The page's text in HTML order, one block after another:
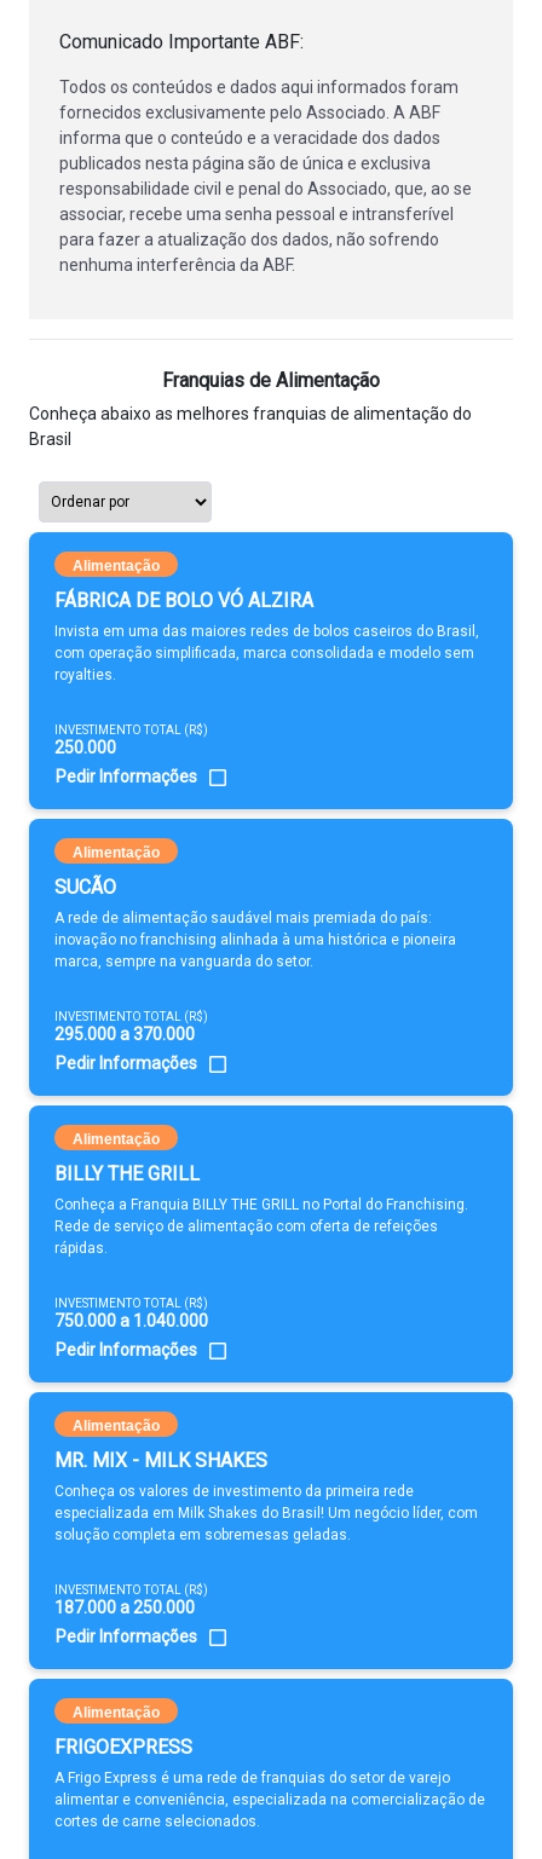
Comunicado Importante ABF:
Todos os conteúdos e dados aqui informados foram
fornecidos exclusivamente pelo Associado. A ABF
informa que o conteúdo e a veracidade dos dados
publicados nesta página são de única e exclusiva
responsabilidade civil e penal do Associado, que, ao se
associar, recebe uma senha pessoal e intransferível
para fazer a atualização dos dados, não sofrendo
nenhuma interferência da ABF.
Franquias de Alimentação
Conheça abaixo as melhores franquias de alimentação do
Brasil
Alimentação
FÁBRICA DE BOLO VÓ ALZIRA
Invista em uma das maiores redes de bolos caseiros do Brasil,
com operação simplificada, marca consolidada e modelo sem
royalties.
INVESTIMENTO TOTAL (R$)
250.000
Pedir Informações
Alimentação
SUCÃO
A rede de alimentação saudável mais premiada do país:
inovação no franchising alinhada à uma histórica e pioneira
marca, sempre na vanguarda do setor.
INVESTIMENTO TOTAL (R$)
295.000 a 370.000
Pedir Informações
Alimentação
BILLY THE GRILL
Conheça a Franquia BILLY THE GRILL no Portal do Franchising.
Rede de serviço de alimentação com oferta de refeições
rápidas.
INVESTIMENTO TOTAL (R$)
750.000 a 1.040.000
Pedir Informações
Alimentação
MR. MIX - MILK SHAKES
Conheça os valores de investimento da primeira rede
especializada em Milk Shakes do Brasil! Um negócio líder, com
solução completa em sobremesas geladas.
INVESTIMENTO TOTAL (R$)
187.000 a 250.000
Pedir Informações
Alimentação
FRIGOEXPRESS
A Frigo Express é uma rede de franquias do setor de varejo
alimentar e conveniência, especializada na comercialização de
cortes de carne selecionados.